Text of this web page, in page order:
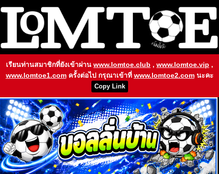
เรียนท่านสมาชิกที่ยังเข้าผ่าน www.lomtoe.club , www.lomtoe.vip ,
www.lomtoe1.com ครั้งต่อไป กรุณาเข้าที่ www.lomtoe2.comนะคะ
Copy Link